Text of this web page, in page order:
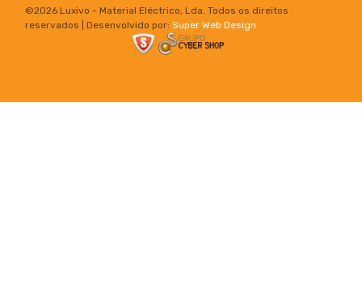
©2026 Luxivo - Material Eléctrico, Lda. Todos os direitos
reservados | Desenvolvido por: Super Web Design